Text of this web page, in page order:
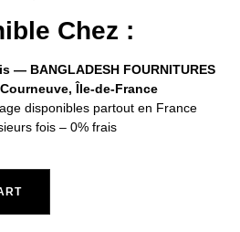
Chez :
— BANGLADESH FOURNITURES
Île-de-France
disponibles partout en France
fois – 0% frais